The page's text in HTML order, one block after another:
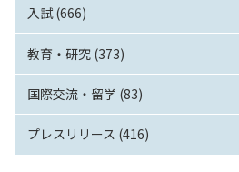
入試 (666)
教育・研究 (373)
国際交流・留学 (83)
プレスリリース (416)